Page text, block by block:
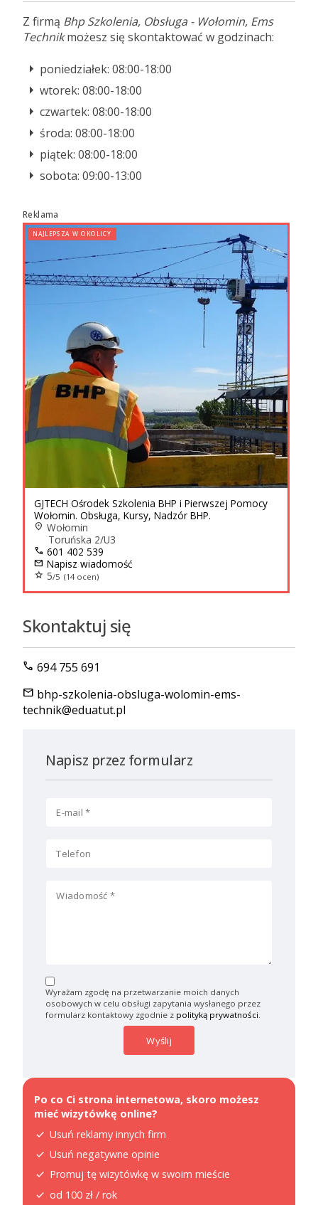
Z firmą Bhp Szkolenia, Obsługa - Wołomin, Ems
Technikmożesz się skontaktować w godzinach:
poniedziałek: 08:00-18:00
wtorek: 08:00-18:00
czwartek: 08:00-18:00
środa: 08:00-18:00
piątek: 08:00-18:00
sobota: 09:00-13:00
Reklama
NAJLEPSZA W OKOLICY
GJTECH Ośrodek Szkolenia BHP i Pierwszej Pomocy
Wołomin. Obsługa, Kursy, Nadzór BHP.
location_on Wołomin
Toruńska 2/U3
call 601 402 539
mail Napisz wiadomość
star 5/5 (14 ocen)
Skontaktuj się
call 694 755 691
mail bhp-szkolenia-obsluga-wolomin-ems-
technik@eduatut.pl
Napisz przez formularz
Wyrażam zgodę na przetwarzanie moich danych
osobowych w celu obsługi zapytania wysłanego przez
formularz kontaktowy zgodnie z polityką prywatności.
Po co Ci strona internetowa, skoro możesz
mieć wizytówkę online?
Usuń reklamy innych firm
Usuń negatywne opinie
Promuj tę wizytówkę w swoim mieście
od 100 zł / rok